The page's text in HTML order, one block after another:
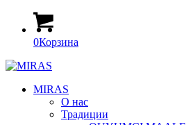
0Корзина
MIRAS
О нас
Традиции